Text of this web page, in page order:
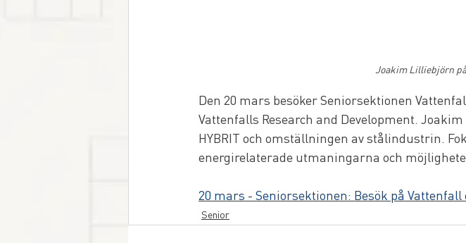
Joakim Lilliebjörn
Den 20 mars besöker Seniorsektionen
Vattenfalls Research and Development.
HYBRIT och omställningen av stålindustrin.
energirelaterade utmaningarna och
20 mars - Seniorsektionen: Besök på
Senior